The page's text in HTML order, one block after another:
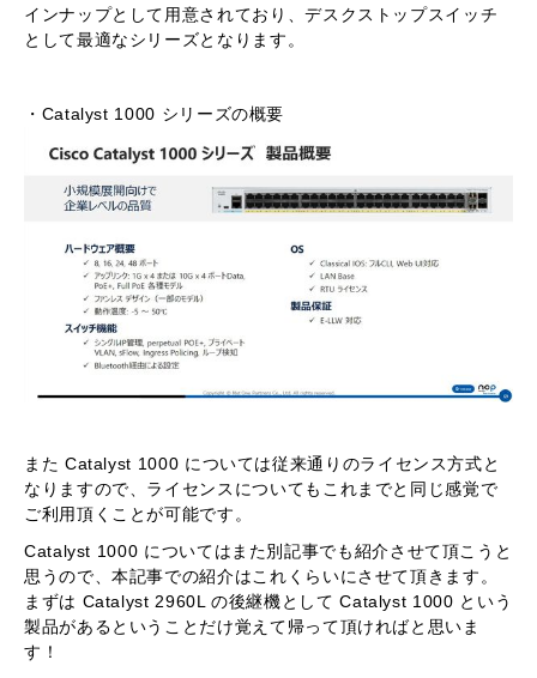
インナップとして用意されており、デスクストップスイッチ
として最適なシリーズとなります。
・Catalyst 1000 シリーズの概要
また Catalyst 1000 については従来通りのライセンス方式と
なりますので、ライセンスについてもこれまでと同じ感覚で
ご利用頂くことが可能です。
Catalyst 1000 についてはまた別記事でも紹介させて頂こうと
思うので、本記事での紹介はこれくらいにさせて頂きます。
まずは Catalyst 2960L の後継機として Catalyst 1000 という
製品があるということだけ覚えて帰って頂ければと思いま
す！